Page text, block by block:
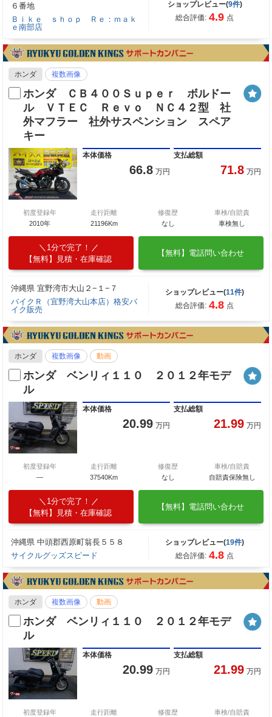
６番地
Ｂｉｋｅ ｓｈｏｐ Ｒｅ：ｍａｋ
ｅ南部店
ショップレビュー(9件)
総合評価: 4.9 点
ホンダ 複数画像
ホンダ ＣＢ４００Ｓｕｐｅｒ ボルドー
ル ＶＴＥＣ Ｒｅｖｏ ＮＣ４２型 社
外マフラー 社外サスペンション スペア
キー
本体価格
66.8 万円
支払総額
71.8 万円
初度登録年
2010年
走行距離
21196Km
修復歴
なし
車検/自賠責
車検無し
1分で完了！
【無料】見積・在庫確認
【無料】電話問い合わせ
沖縄県 宜野湾市大山２−１−７
バイクＲ（宜野湾大山本店）格安バ
イク販売
ショップレビュー(11件)
総合評価: 4.8 点
ホンダ 複数画像 動画
ホンダ ベンリィ１１０ ２０１２年モデ
ル
本体価格
20.99 万円
支払総額
21.99 万円
初度登録年
—
走行距離
37540Km
修復歴
なし
車検/自賠責
自賠責保険無し
1分で完了！
【無料】見積・在庫確認
【無料】電話問い合わせ
沖縄県 中頭郡西原町翁長５５８
サイクルグッズスピード
ショップレビュー(19件)
総合評価: 4.8 点
ホンダ 複数画像 動画
ホンダ ベンリィ１１０ ２０１２年モデ
ル
本体価格
20.99 万円
支払総額
21.99 万円
初度登録年
走行距離
修復歴
車検/自賠責